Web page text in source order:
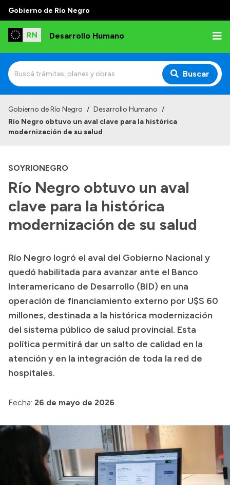
Gobierno de Río Negro
Desarrollo Humano
Buscar
Institucional
Autoridades
Delegaciones
Normativa
Presupuesto
Boletín Oficial
Compras y licitaciones
Consulta de expedientes
Consulta de pago a proveedores
Convocatorias
Gobierno de Río Negro / Desarrollo Humano /
Río Negro obtuvo un aval clave para la histórica
modernización de su salud
SOYRIONEGRO
Río Negro obtuvo un aval
clave para la histórica
modernización de su salud
Río Negro logró el aval del Gobierno Nacional y
quedó habilitada para avanzar ante el Banco
Interamericano de Desarrollo (BID) en una
operación de financiamiento externo por U$S 60
millones, destinada a la histórica modernización
del sistema público de salud provincial. Esta
política permitirá dar un salto de calidad en la
atención y en la integración de toda la red de
hospitales.
Fecha: 26 de mayo de 2026